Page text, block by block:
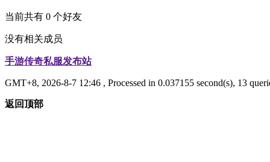
当前共有 0 个好友
没有相关成员
手游传奇私服发布站
GMT+8, 2026-8-7 12:46 , Processed in 0.037155 second(s), 13
返回顶部